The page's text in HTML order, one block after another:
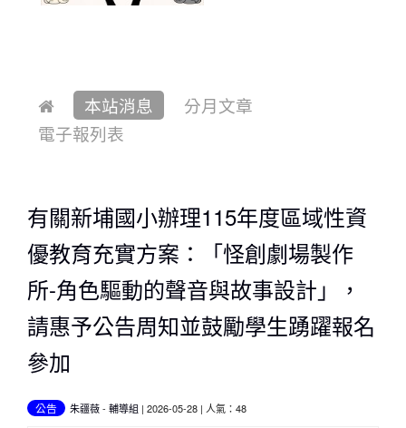
本站消息
分月文章
電子報列表
有關新埔國小辦理115年度區域性資
優教育充實方案：「怪創劇場製作
所-角色驅動的聲音與故事設計」，
請惠予公告周知並鼓勵學生踴躍報名
參加
公告 朱疆薇- 輔導組 | 2026-05-28 | 人氣：48